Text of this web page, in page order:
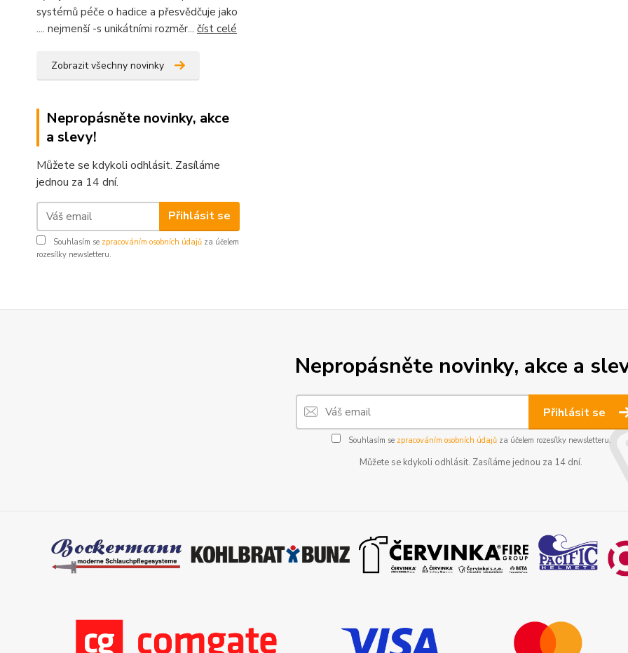
systémů péče o hadice a přesvědčuje jako
.... nejmenší -s unikátními rozměr... číst celé
Zobrazit všechny novinky
Nepropásněte novinky, akce
a slevy!
Můžete se kdykoli odhlásit. Zasíláme
jednou za 14 dní.
Přihlásit se
Souhlasím se zpracováním osobních údajů za účelem
rozesílky newsletteru.
Nepropásněte novinky, akce a
Přihlásit se
Souhlasím se zpracováním osobních údajůza účelem rozesílky newsletteru.
Můžete se kdykoli odhlásit. Zasíláme jednou za 14 dní.